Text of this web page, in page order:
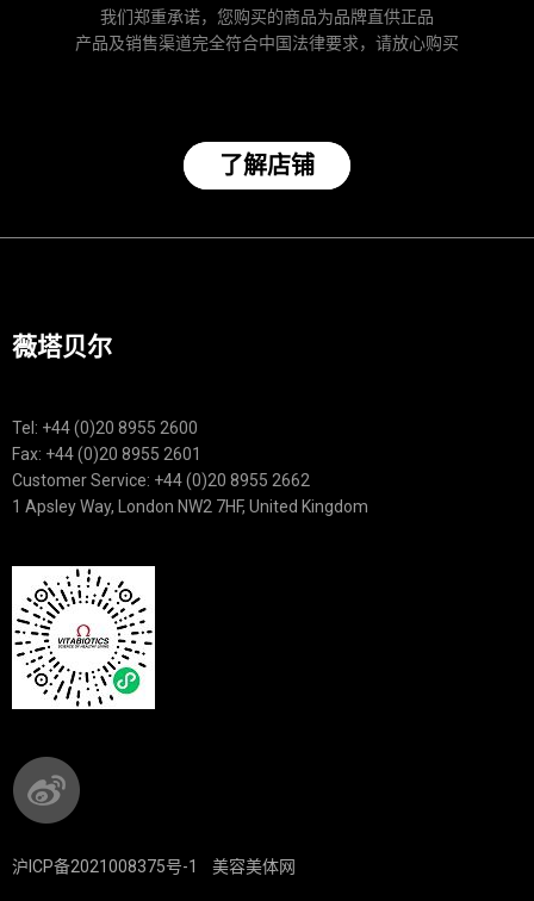
我们郑重承诺，您购买的商品为品牌直供正品
产品及销售渠道完全符合中国法律要求，请放心购买
了解店铺
薇塔贝尔
Tel: +44 (0)20 8955 2600
Fax: +44 (0)20 8955 2601
Customer Service: +44 (0)20 8955 2662
1 Apsley Way, London NW2 7HF, United Kingdom
沪ICP备2021008375号-1 美容美体网